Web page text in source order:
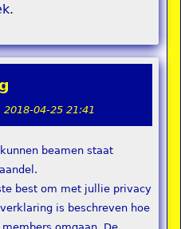
2018-04-25 21:41
beamen staat
best om met jullie privacy
is beschreven hoe